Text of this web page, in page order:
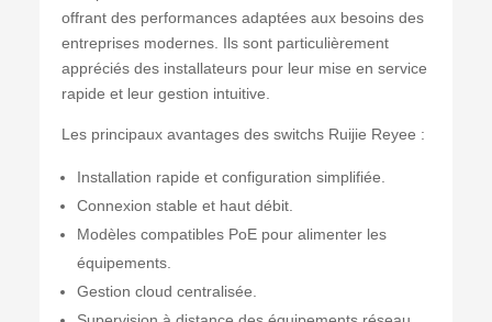
offrant des performances adaptées aux besoins des
entreprises modernes. Ils sont particulièrement
appréciés des installateurs pour leur mise en service
rapide et leur gestion intuitive.
Les principaux avantages des switchs Ruijie Reyee :
Installation rapide et configuration simplifiée.
Connexion stable et haut débit.
Modèles compatibles PoE pour alimenter les
équipements.
Gestion cloud centralisée.